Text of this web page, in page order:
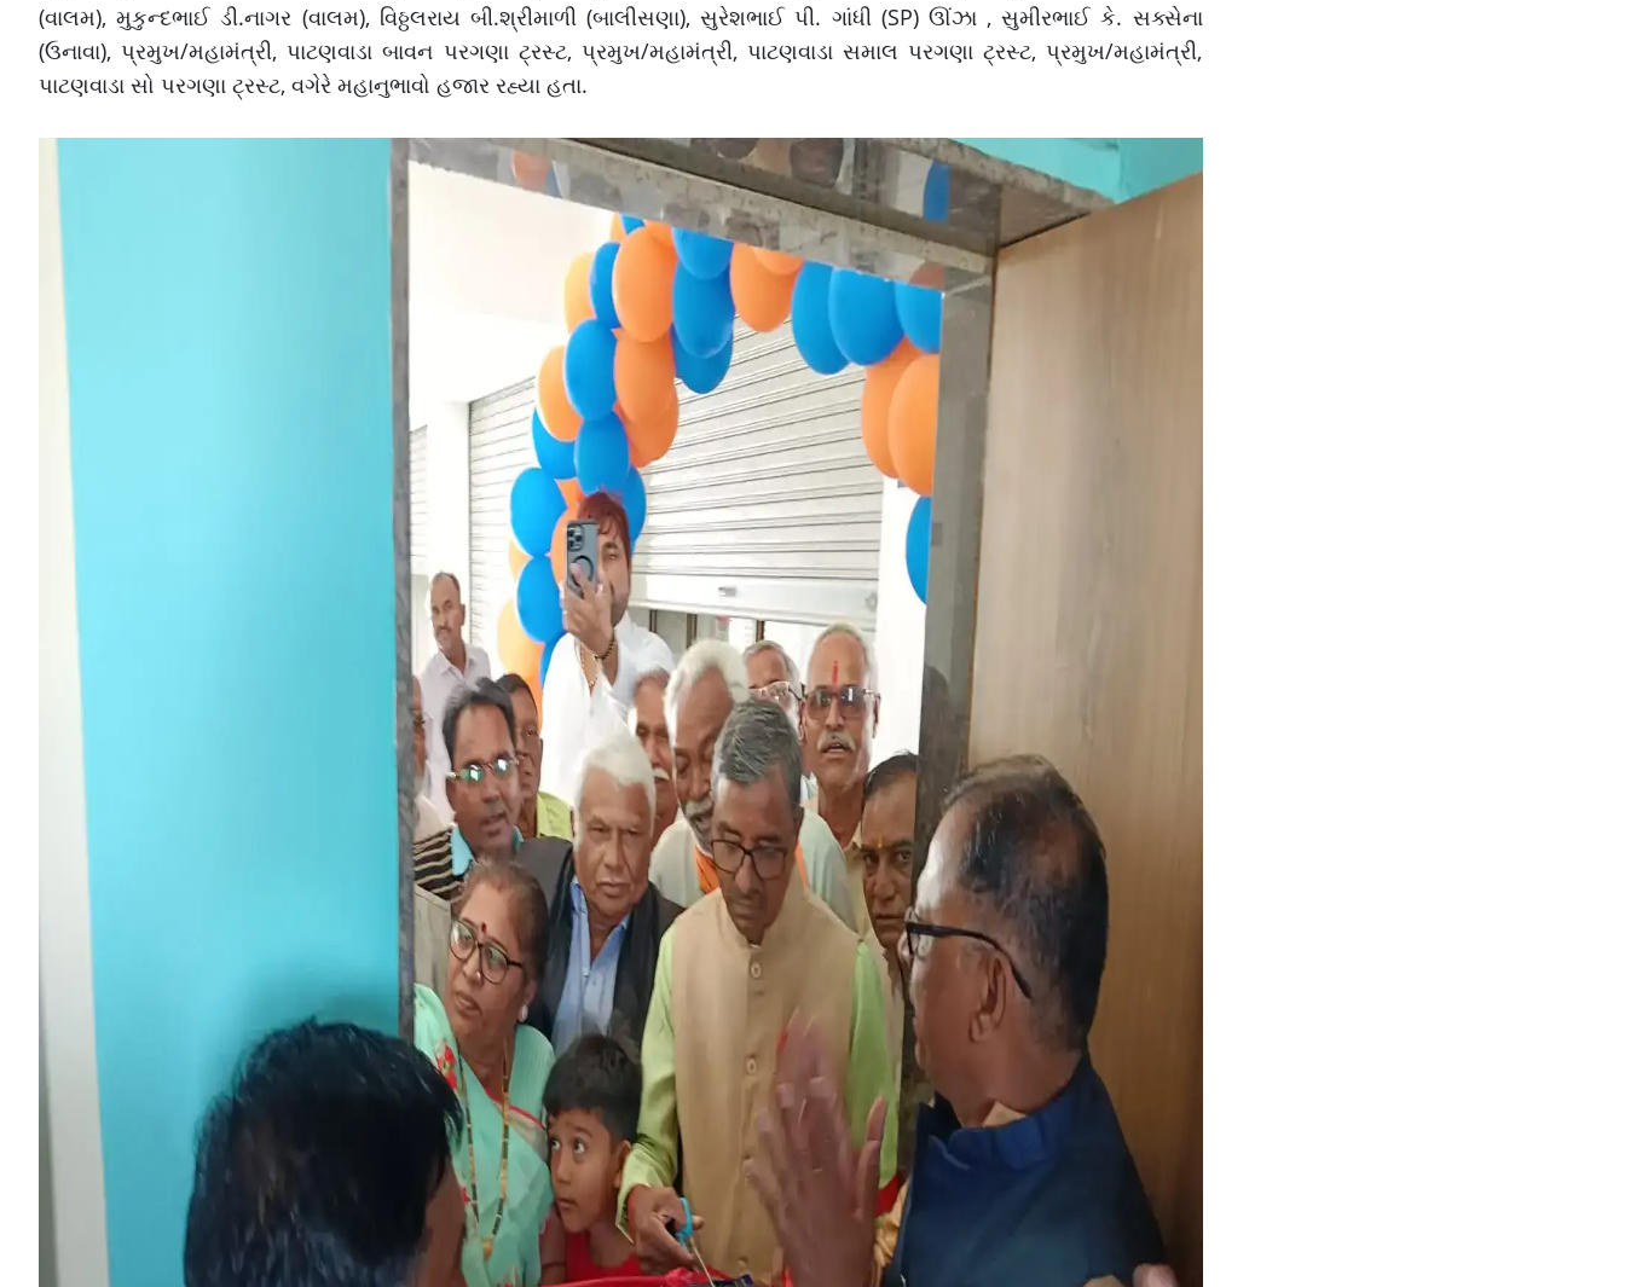
(વાલમ), મુકુન્દભાઈ ડી.નાગર (વાલમ), વિઠ્ઠલરાય બી.શ્રીમાળી (બાલીસણા), સુરેશભાઈ પી. ગાંધી (SP) ઊંઝા , સુમીરભાઈ કે. સક્સેના
(ઉનાવા), પ્રમુખ/મહામંત્રી, પાટણવાડા બાવન પરગણા ટ્રસ્ટ, પ્રમુખ/મહામંત્રી, પાટણવાડા સમાલ પરગણા ટ્રસ્ટ, પ્રમુખ/મહામંત્રી,
પાટણવાડા સો પરગણા ટ્રસ્ટ, વગેરે મહાનુભાવો હજાર રહ્યા હતા.